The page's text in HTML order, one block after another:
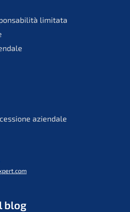
limitata
aziendale
blog